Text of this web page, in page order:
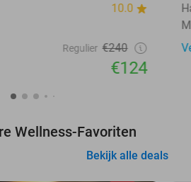
10.0
Regulier €240
€124
Wellness-Favoriten
Bekijk alle deals